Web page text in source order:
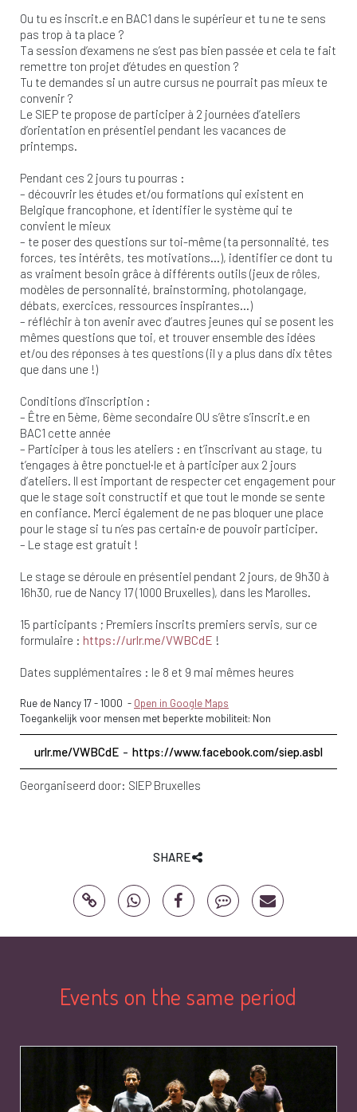
Ou tu es inscrit.e en BAC1 dans le supérieur et tu ne te sens
pas trop à ta place ?
Ta session d’examens ne s’est pas bien passée et cela te fait
remettre ton projet d’études en question ?
Tu te demandes si un autre cursus ne pourrait pas mieux te
convenir ?
Le SIEP te propose de participer à 2 journées d’ateliers
d’orientation en présentiel pendant les vacances de
printemps.
Pendant ces 2 jours tu pourras :
– découvrir les études et/ou formations qui existent en
Belgique francophone, et identifier le système qui te
convient le mieux
– te poser des questions sur toi-même (ta personnalité, tes
forces, tes intérêts, tes motivations…), identifier ce dont tu
as vraiment besoin grâce à différents outils (jeux de rôles,
modèles de personnalité, brainstorming, photolangage,
débats, exercices, ressources inspirantes…)
– réfléchir à ton avenir avec d’autres jeunes qui se posent les
mêmes questions que toi, et trouver ensemble des idées
et/ou des réponses à tes questions (il y a plus dans dix têtes
que dans une !)
Conditions d’inscription :
– Être en 5ème, 6ème secondaire OU s’être s’inscrit.e en
BAC1 cette année
– Participer à tous les ateliers : en t’inscrivant au stage, tu
t’engages à être ponctuel·le et à participer aux 2 jours
d’ateliers. Il est important de respecter cet engagement pour
que le stage soit constructif et que tout le monde se sente
en confiance. Merci également de ne pas bloquer une place
pour le stage si tu n’es pas certain·e de pouvoir participer.
– Le stage est gratuit !
Le stage se déroule en présentiel pendant 2 jours, de 9h30 à
16h30, rue de Nancy 17 (1000 Bruxelles), dans les Marolles.
15 participants ; Premiers inscrits premiers servis, sur ce
formulaire : https://urlr.me/VWBCdE !
Dates supplémentaires : le 8 et 9 mai mêmes heures
Rue de Nancy 17-1000 - Open in Google Maps
Toegankelijk voor mensen met beperkte mobiliteit: Non
urlr.me/VWBCdE https://www.facebook.com/siep.asbl
Georganiseerd door: SIEP Bruxelles
SHARE
Events on the same period